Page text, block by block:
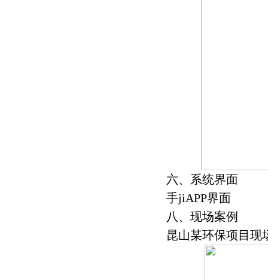
六、系统界面
手jiAPP界面
八、现场案例
昆山某环保项目现